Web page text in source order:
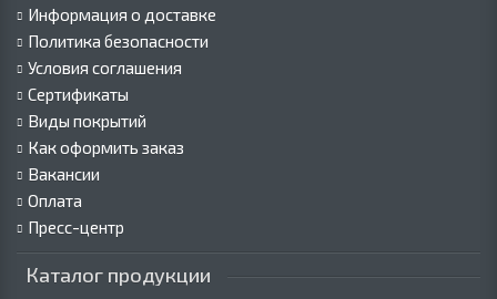
Информация о доставке
Политика безопасности
Условия соглашения
Сертификаты
Виды покрытий
Как оформить заказ
Вакансии
Оплата
Пресс-центр
Каталог продукции